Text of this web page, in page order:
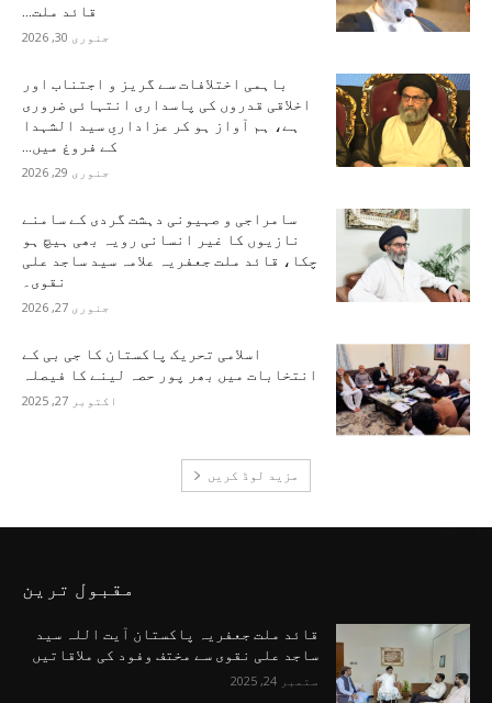
قائد ملت...
جنوری 30, 2026
باہمی اختلافات سے گریز و اجتناب اور
اخلاقی قدروں کی پاسداری انتہائی ضروری
ہے، ہم آواز ہو کر عزاداریِ سید الشہدا
کے فروغ میں...
جنوری 29, 2026
سامراجی و صہیونی دہشت گردی کے سامنے
نازیوں کا غیر انسانی رویہ بھی ہیچ ہو
چکا، قائد ملت جعفریہ علامہ سید ساجد علی
نقوی۔
جنوری 27, 2026
اسلامی تحریک پاکستان کا جی بی کے
انتخابات میں بھر پور حصہ لینے کا فیصلہ
اکتوبر 27, 2025
مزید لوڈ کریں
مقبول ترین
قائد ملت جعفریہ پاکستان آیت اللہ سید
ساجد علی نقوی سے مختف وفود کی ملاقاتیں
ستمبر 24, 2025